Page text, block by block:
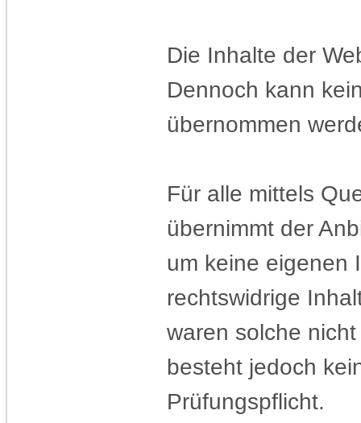
Die Inhalte der
Dennoch kann
übernommen
Für alle mittels
übernimmt der
um keine eigenen
rechtswidrige
waren solche
besteht jedoch
Prüfungspflicht.